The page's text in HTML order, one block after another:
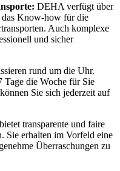
DEHA verfügt über
das Know-how für die
Auch komplexe
und sicher
rund um die Uhr.
die Woche für Sie
Sie sich jederzeit auf
transparente und faire
Sie erhalten im Vorfeld eine
Überraschungen zu